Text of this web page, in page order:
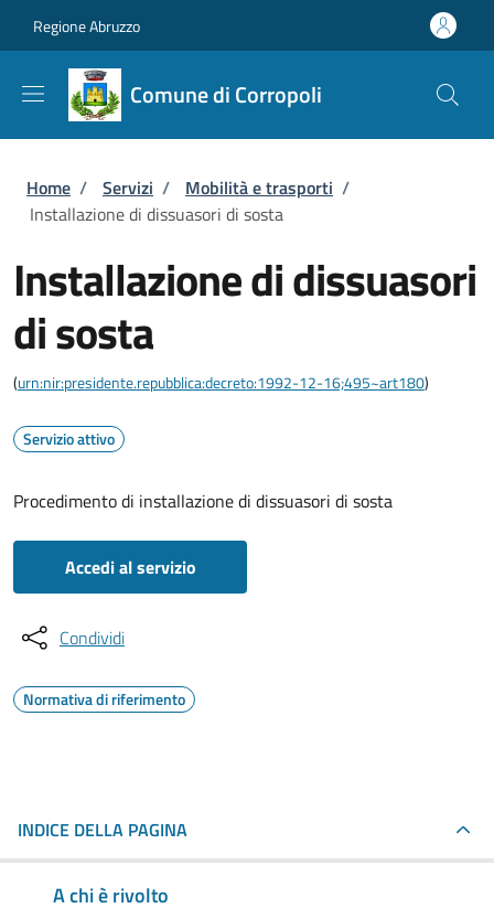
Regione Abruzzo
Comune di Corropoli
Briciole di pane
Home / Servizi / Mobilità e trasporti /
Installazione di dissuasori di sosta
Installazione di dissuasori
di sosta
(urn:nir:presidente.repubblica:decreto:1992-12-16;495~art180)
Servizio attivo
Procedimento di installazione di dissuasori di sosta
Accedi al servizio
Condividi
Normativa di riferimento
INDICE DELLA PAGINA
A chi è rivolto